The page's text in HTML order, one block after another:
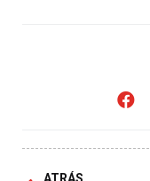
ATRÁS